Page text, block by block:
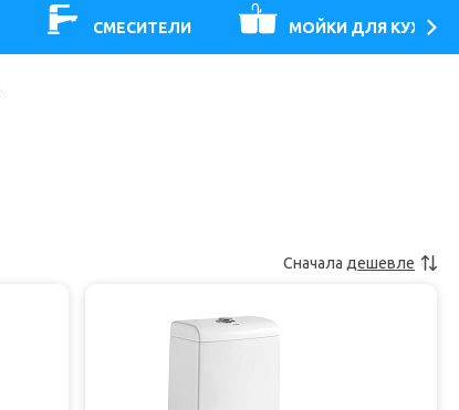
СМЕСИТЕЛИ МОЙКИ ДЛЯ КУХНИ
Сначала дешевле